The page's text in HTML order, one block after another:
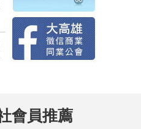
會員推薦